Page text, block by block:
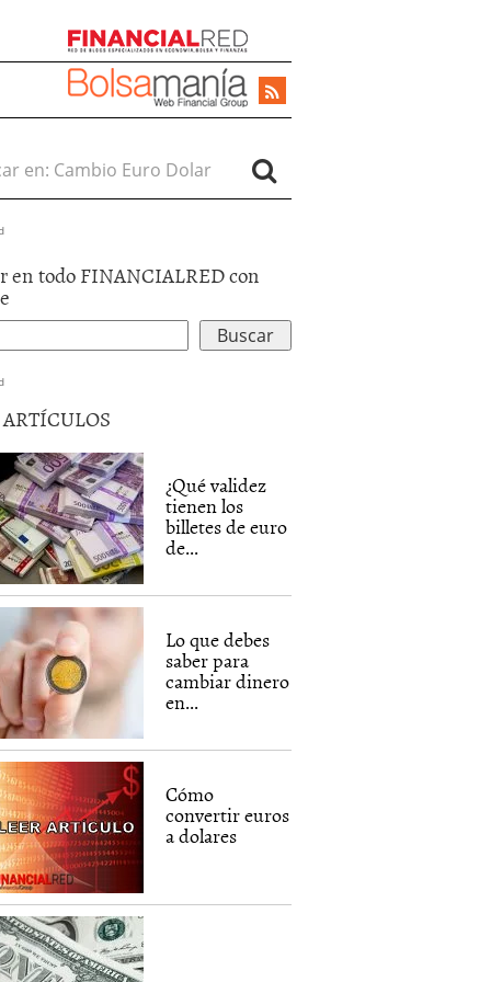
en:
en todo FINANCIALRED con
ARTÍCULOS
¿Qué validez
tienen los
billetes de euro
de...
Lo que debes
saber para
cambiar dinero
en...
Cómo
convertir euros
a dolares